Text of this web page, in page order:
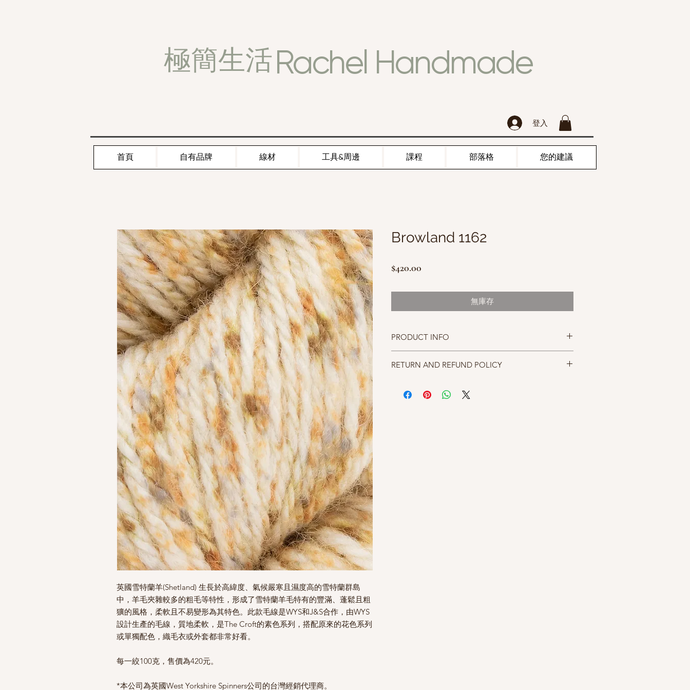
極簡生活Rachel Handmade
登入
首頁 自有品牌 線材 工具&周邊 課程 部落格 您的建議
英國雪特蘭羊(Shetland) 生長於高緯度、氣候嚴寒且濕度高的雪特蘭群島
中，羊毛夾雜較多的粗毛等特性，形成了雪特蘭羊毛特有的豐滿、蓬鬆且粗
獷的風格，柔軟且不易變形為其特色。此款毛線是WYS和J&S合作，由WYS
設計生產的毛線，質地柔軟，是The Croft的素色系列，搭配原來的花色系列
或單獨配色， 織毛衣或外套都非常好看。
每一絞100克，售價為420元。
*本公司為英國West Yorkshire Spinners公司的台灣經銷代理商。
Browland 1162
$420.00
無庫存
PRODUCT INFO
碼重100g(3.4oz) approx. 166m(182 yds)
RETURN AND REFUND POLICY
仔細斟酌，因數量有限，售出後無法退換，敬請見諒。